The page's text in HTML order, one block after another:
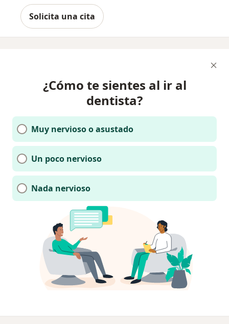
Solicita una cita
¿Cómo te sientes al ir al
dentista?
Muy nervioso o asustado
Un poco nervioso
Nada nervioso